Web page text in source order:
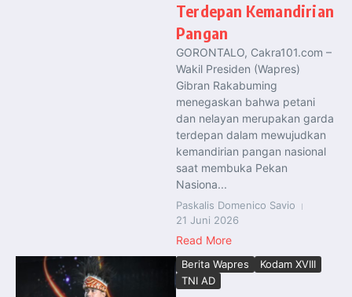
Terdepan Kemandirian
Pangan
GORONTALO, Cakra101.com –
Wakil Presiden (Wapres)
Gibran Rakabuming
menegaskan bahwa petani
dan nelayan merupakan garda
terdepan dalam mewujudkan
kemandirian pangan nasional
saat membuka Pekan
Nasiona...
Paskalis Domenico Savio
21 Juni 2026
Read More
Berita Wapres
Kodam XVIII
TNI AD